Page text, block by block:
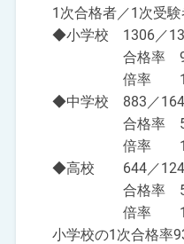
1次合格者／1次受験
◆小学校 1306／
合格率
倍率
◆中学校 883／
合格率
倍率
◆高校 644／
合格率
倍率
小学校の1次合格率